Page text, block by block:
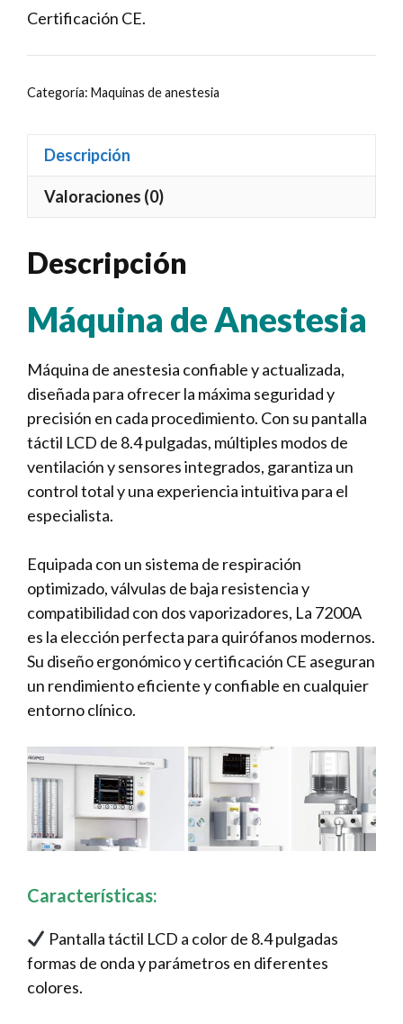
Certificación CE.
Categoría: Maquinas de anestesia
Descripción
Valoraciones (0)
Descripción
Máquina de Anestesia
Máquina de anestesia confiable y actualizada,
diseñada para ofrecer la máxima seguridad y
precisión en cada procedimiento. Con su pantalla
táctil LCD de 8.4 pulgadas, múltiples modos de
ventilación y sensores integrados, garantiza un
control total y una experiencia intuitiva para el
especialista.
Equipada con un sistema de respiración
optimizado, válvulas de baja resistencia y
compatibilidad con dos vaporizadores, La 7200A
es la elección perfecta para quirófanos modernos.
Su diseño ergonómico y certificación CE aseguran
un rendimiento eficiente y confiable en cualquier
entorno clínico.
Características:
Pantalla táctil LCD a color de 8.4 pulgadas
formas de onda y parámetros en diferentes
colores.